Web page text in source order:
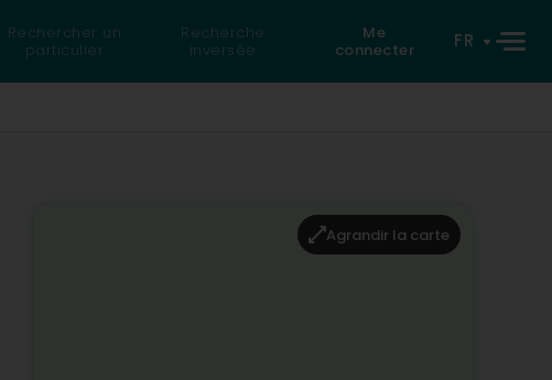
Rechercher un
particulier
Recherche
inversée
Me
connecter
FR
Agrandir la carte